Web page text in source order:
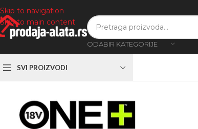
Skip to navigation
Skip to main content
ODABIR KATEGORIJE
SVI PROIZVODI